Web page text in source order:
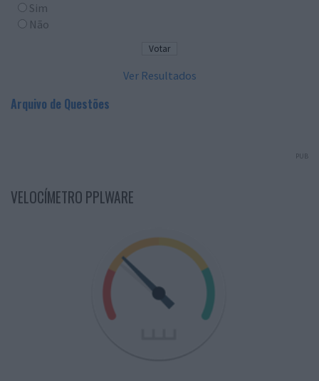
Sim
Não
Ver Resultados
Arquivo de Questões
PUB
VELOCÍMETRO PPLWARE